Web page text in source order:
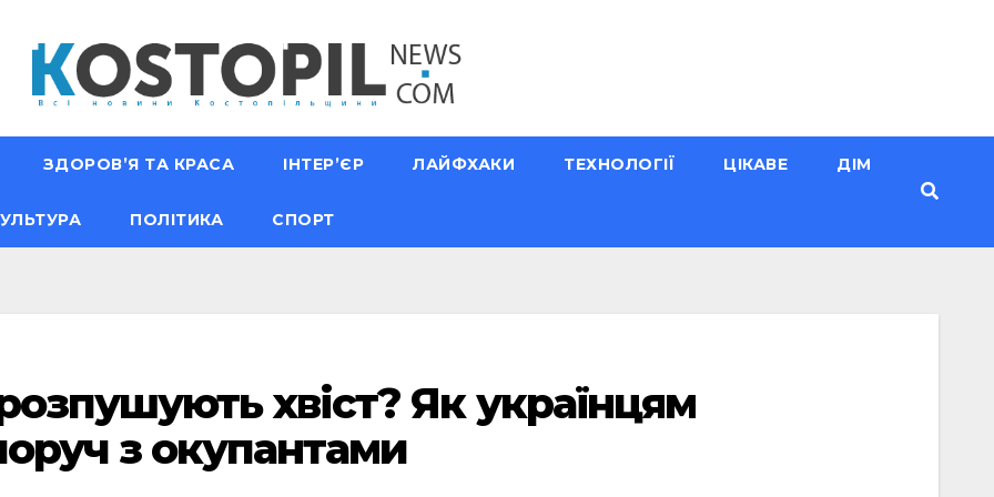
ЗДОРОВ’Я ТА КРАСА ІНТЕР’ЄР ЛАЙФХАКИ ТЕХНОЛОГІЇ ЦІКАВЕ ДІМ
ПОЛІТИКА СПОРТ
хвіст? Як українцям
з окупантами